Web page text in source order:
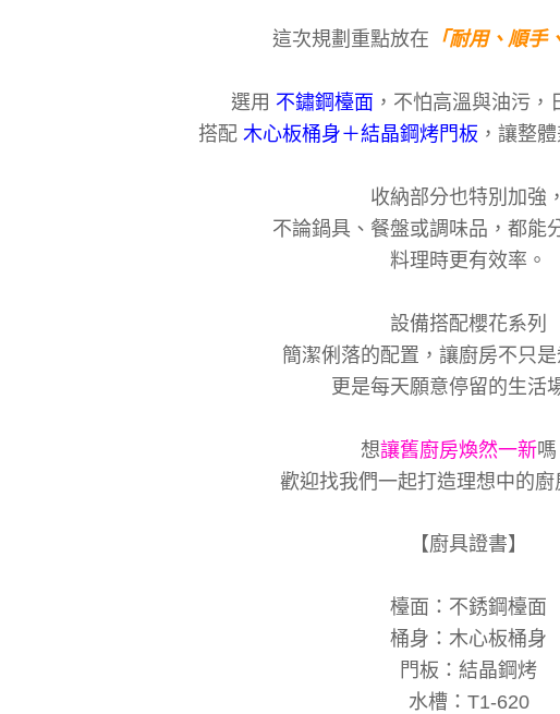
這次規劃重點放在 「耐用、順手
選用 不鏽鋼檯面 ，不怕高溫與油污，
搭配 木心板桶身＋結晶鋼烤門板 ，讓整
收納部分也特別加強，
不論鍋具、餐盤或調味品，都能
料理時更有效率。
設備搭配櫻花系列
簡潔俐落的配置，讓廚房不只是
更是每天願意停留的生活
想讓舊廚房煥然一新嗎
歡迎找我們一起打造理想中的廚
【廚具證書】
檯面：不銹鋼檯面
桶身：木心板桶身
門板：結晶鋼烤
水槽：T1-620